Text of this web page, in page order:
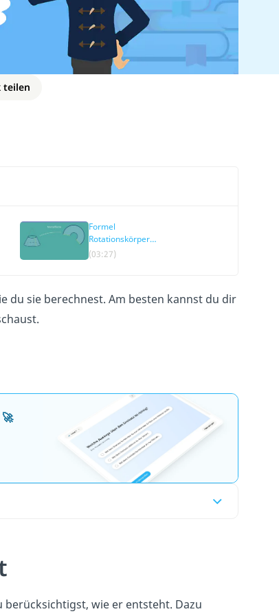
teilen
Formel
Rotationskörper
Mantelfläche
(03:27)
du sie berechnest. Am besten kannst du dir
wie er entsteht. Dazu